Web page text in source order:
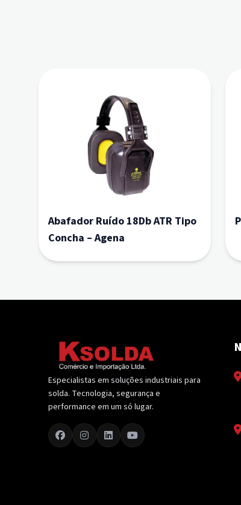
Abafador Ruído 18Db ATR Tipo
Concha – Agena
Especialistas em soluções industriais para
solda. Tecnologia, segurança e
performance em um só lugar.